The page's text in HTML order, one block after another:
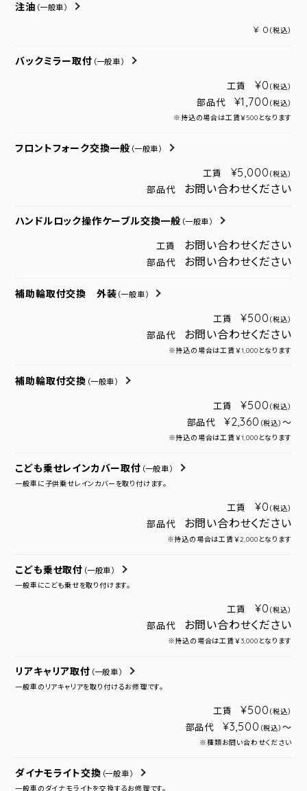
注油 （一般車）
¥ 0 （税込）
バックミラー取付 （一般車）
工賃 ¥0 （税込）
部品代 ¥1,700 （税込）
※持込の場合は工賃￥500となります
フロントフォーク交換一般 （一般車）
工賃 ¥5,000 （税込）
部品代 お問い合わせください
ハンドルロック操作ケーブル交換一般 （一般車）
工賃 お問い合わせください
部品代 お問い合わせください
補助輪取付交換 外装 （一般車）
工賃 ¥500 （税込）
部品代 お問い合わせください
※持込の場合は工賃￥1,000となります
補助輪取付交換 （一般車）
工賃 ¥500 （税込）
部品代 ¥2,360 （税込） ～
※持込の場合は工賃￥1,000となります
こども乗せレインカバー取付 （一般車）
一般車に子供乗せレインカバーを取り付けます。
工賃 ¥0 （税込）
部品代 お問い合わせください
※持込の場合は工賃￥2,000となります
こども乗せ取付 （一般車）
一般車にこども乗せを取り付けます。
工賃 ¥0 （税込）
部品代 お問い合わせください
※持込の場合は工賃￥3,000となります
リアキャリア取付 （一般車）
一般車のリアキャリアを取り付けるお修理です。
工賃 ¥500 （税込）
部品代 ¥3,500 （税込） ～
※種類お問い合わせください
ダイナモライト交換 （一般車）
一般車のダイナモライトを交換するお修理です。